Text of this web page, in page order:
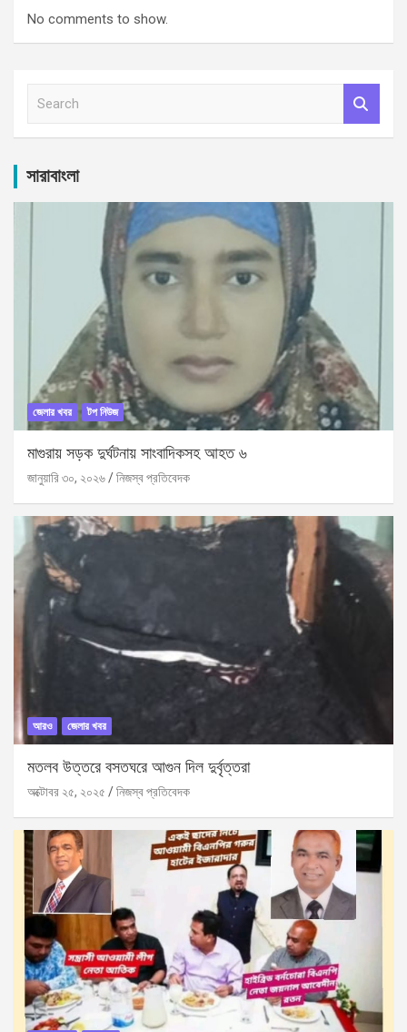
No comments to show.
c
সারাবাংলা
জেলার খবর টপ নিউজ
মাগুরায় সড়ক দুর্ঘটনায় সাংবাদিকসহ আহত ৬
জানুয়ারি ৩০, ২০২৬ নিজস্ব প্রতিবেদক
আরও জেলার খবর
মতলব উত্তরে বসতঘরে আগুন দিল দুর্বৃত্তরা
অক্টোবর ২৫, ২০২৫ নিজস্ব প্রতিবেদক